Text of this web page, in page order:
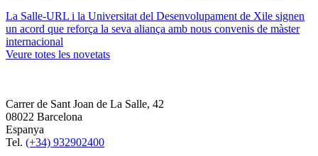
La Salle-URL i la Universitat del Desenvolupament de Xile signen
un acord que reforça la seva aliança amb nous convenis de màster
internacional
Veure totes les novetats
Carrer de Sant Joan de La Salle, 42
08022 Barcelona
Espanya
Tel. (+34) 932902400